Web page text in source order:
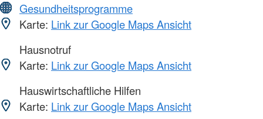
Gesundheitsprogramme
Karte: Link zur Google Maps Ansicht
Hausnotruf
Karte: Link zur Google Maps Ansicht
Hauswirtschaftliche Hilfen
Karte: Link zur Google Maps Ansicht